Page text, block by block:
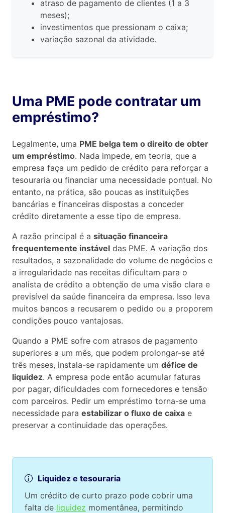
atraso de pagamento de clientes (1 a 3
meses);
investimentos que pressionam o caixa;
variação sazonal da atividade.
Uma PME pode contratar um
empréstimo?
Legalmente, uma PME belga tem o direito de obter
um empréstimo. Nada impede, em teoria, que a
empresa faça um pedido de crédito para reforçar a
tesouraria ou financiar uma necessidade pontual. No
entanto, na prática, são poucas as instituições
bancárias e financeiras dispostas a conceder
crédito diretamente a esse tipo de empresa.
A razão principal é a situação financeira
frequentemente instável das PME. A variação dos
resultados, a sazonalidade do volume de negócios e
a irregularidade nas receitas dificultam para o
analista de crédito a obtenção de uma visão clara e
previsível da saúde financeira da empresa. Isso leva
muitos bancos a recusarem o pedido ou a proporem
condições pouco vantajosas.
Quando a PME sofre com atrasos de pagamento
superiores a um mês, que podem prolongar-se até
três meses, instala-se rapidamente um défice de
liquidez. A empresa pode então acumular faturas
por pagar, dificuldades com fornecedores e tensão
com parceiros. Pedir um empréstimo torna-se uma
necessidade para estabilizar o fluxo de caixa e
preservar a continuidade das operações.
Liquidez e tesouraria
Um crédito de curto prazo pode cobrir uma
falta de liquidez momentânea, permitindo